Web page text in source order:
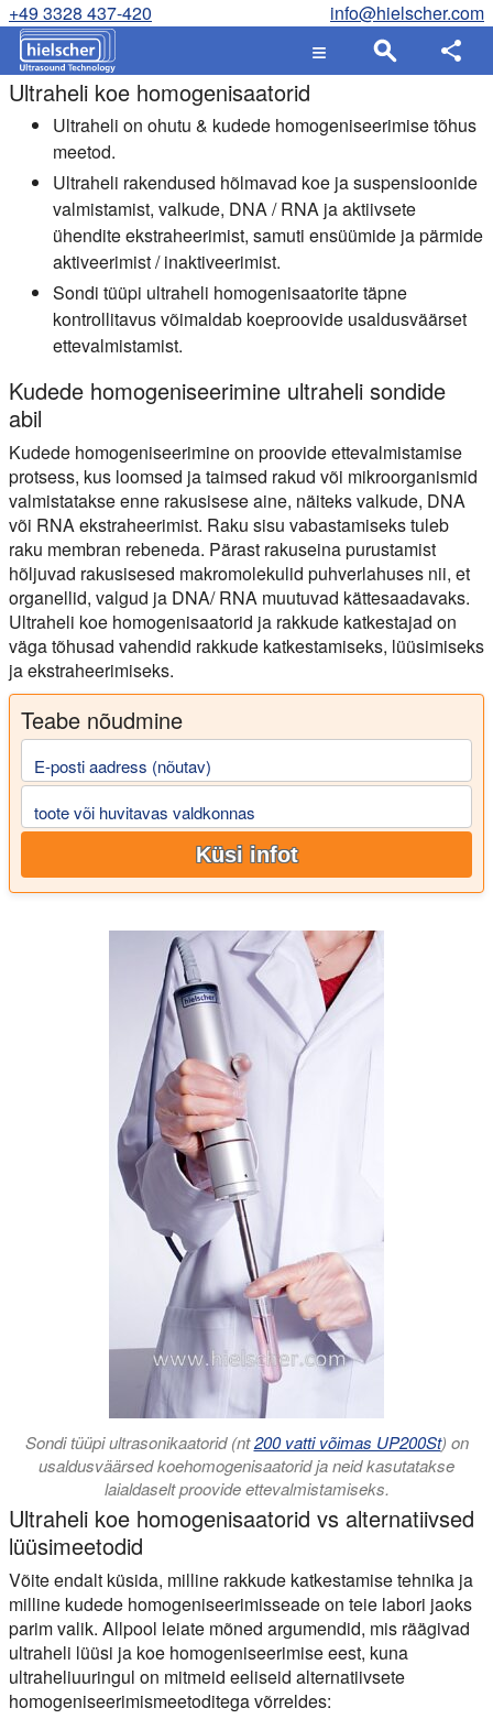
+49 3328 437-420 info@hielscher.com
Ultraheli koe homogenisaatorid
Ultraheli on ohutu & kudede homogeniseerimise tõhus
meetod.
Ultraheli rakendused hõlmavad koe ja suspensioonide
valmistamist, valkude, DNA / RNA ja aktiivsete
ühendite ekstraheerimist, samuti ensüümide ja pärmide
aktiveerimist / inaktiveerimist.
Sondi tüüpi ultraheli homogenisaatorite täpne
kontrollitavus võimaldab koeproovide usaldusväärset
ettevalmistamist.
Kudede homogeniseerimine ultraheli sondide
abil
Kudede homogeniseerimine on proovide ettevalmistamise
protsess, kus loomsed ja taimsed rakud või mikroorganismid
valmistatakse enne rakusisese aine, näiteks valkude, DNA
või RNA ekstraheerimist. Raku sisu vabastamiseks tuleb
raku membran rebeneda. Pärast rakuseina purustamist
hõljuvad rakusisesed makromolekulid puhverlahuses nii, et
organellid, valgud ja DNA/ RNA muutuvad kättesaadavaks.
Ultraheli koe homogenisaatorid ja rakkude katkestajad on
väga tõhusad vahendid rakkude katkestamiseks, lüüsimiseks
ja ekstraheerimiseks.
Teabe nõudmine
E-posti aadress (nõutav)
toote või huvitavas valdkonnas
Küsi infot
Sondi tüüpi ultrasonikaatorid (nt200 vatti võimas UP200St) on
usaldusväärsed koehomogenisaatorid ja neid kasutatakse
laialdaselt proovide ettevalmistamiseks.
Ultraheli koe homogenisaatorid vs alternatiivsed
lüüsimeetodid
Võite endalt küsida, milline rakkude katkestamise tehnika ja
milline kudede homogeniseerimisseade on teie labori jaoks
parim valik. Allpool leiate mõned argumendid, mis räägivad
ultraheli lüüsi ja koe homogeniseerimise eest, kuna
ultraheliuuringul on mitmeid eeliseid alternatiivsete
homogeniseerimismeetoditega võrreldes: